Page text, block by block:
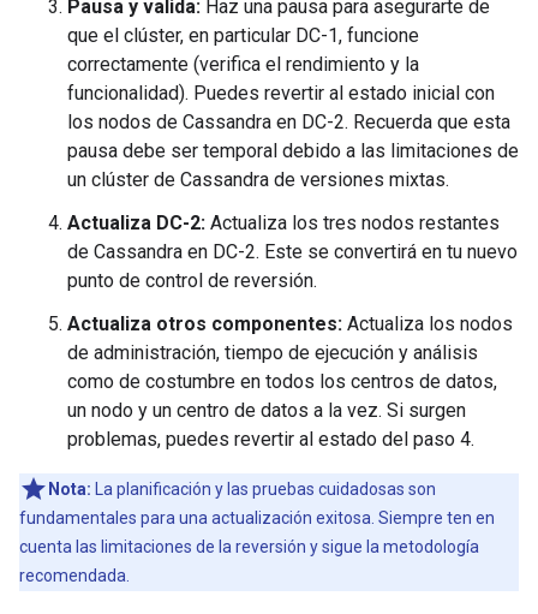
Pausa y valida: Haz una pausa para asegurarte de
que el clúster, en particular DC-1, funcione
correctamente (verifica el rendimiento y la
funcionalidad). Puedes revertir al estado inicial con
los nodos de Cassandra en DC-2. Recuerda que esta
pausa debe ser temporal debido a las limitaciones de
un clúster de Cassandra de versiones mixtas.
Actualiza DC-2: Actualiza los tres nodos restantes
de Cassandra en DC-2. Este se convertirá en tu nuevo
punto de control de reversión.
Actualiza otros componentes: Actualiza los nodos
de administración, tiempo de ejecución y análisis
como de costumbre en todos los centros de datos,
un nodo y un centro de datos a la vez. Si surgen
problemas, puedes revertir al estado del paso 4.
Nota: La planificación y las pruebas cuidadosas son
fundamentales para una actualización exitosa. Siempre ten en
cuenta las limitaciones de la reversión y sigue la metodología
recomendada.